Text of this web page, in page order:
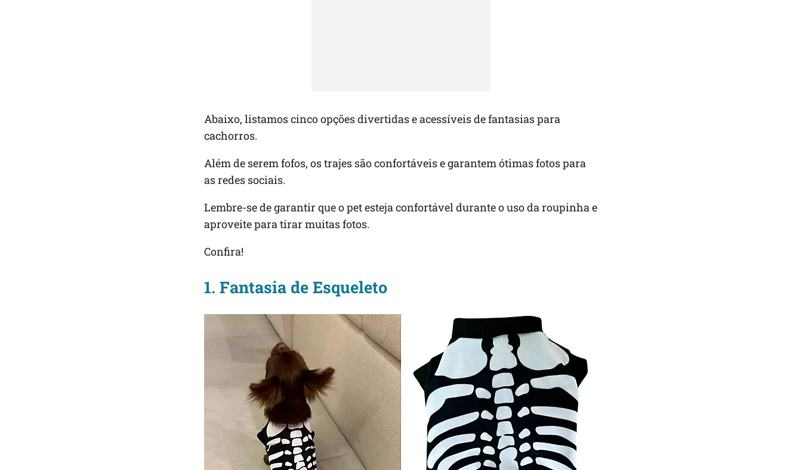
Abaixo, listamos cinco opções divertidas e acessíveis de fantasias para
cachorros.
Além de serem fofos, os trajes são confortáveis e garantem ótimas fotos para
as redes sociais.
Lembre-se de garantir que o pet esteja confortável durante o uso da roupinha e
aproveite para tirar muitas fotos.
Confira!
1. Fantasia de Esqueleto